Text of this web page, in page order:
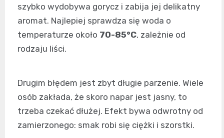
szybko wydobywa gorycz i zabija jej delikatny
aromat. Najlepiej sprawdza się woda o
temperaturze około 70-85°C, zależnie od
rodzaju liści.
Drugim błędem jest zbyt długie parzenie. Wiele
osób zakłada, że skoro napar jest jasny, to
trzeba czekać dłużej. Efekt bywa odwrotny od
zamierzonego: smak robi się ciężki i szorstki.